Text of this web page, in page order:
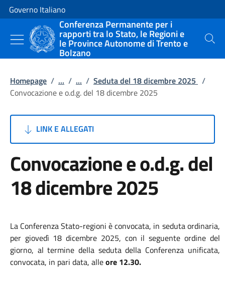
Vai al contenuto
Vai alla navigazione del sito
Governo Italiano
Conferenza Permanente per i
rapporti tra lo Stato, le Regioni e
le Province Autonome di Trento e
Bolzano
Cerca
Homepage / ... / ... / Seduta del 18 dicembre 2025 /
Convocazione e o.d.g. del 18 dicembre 2025
LINK E ALLEGATI
Convocazione e o.d.g. del
18 dicembre 2025
La Conferenza Stato-regioni è convocata, in seduta ordinaria,
per giovedì 18 dicembre 2025, con il seguente ordine del
giorno, al termine della seduta della Conferenza unificata,
convocata, in pari data, alleore 12.30.